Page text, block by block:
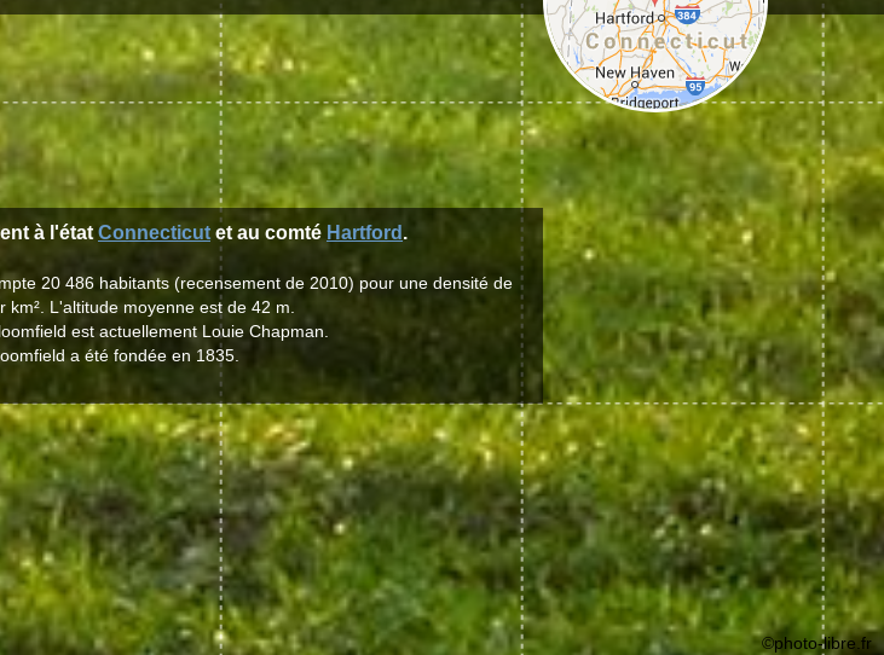
à l'étatConnecticut et au comté Hartford .
20 486 habitants (recensement de 2010) pour une densité de
km². L'altitude moyenne est de 42 m.
est actuellement Louie Chapman.
a été fondée en 1835.
©photo-libre.fr